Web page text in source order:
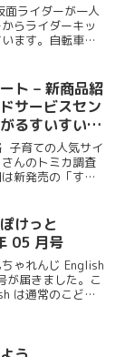
面ライダーが一人
らライダーキッ
ます。自転車や
ト – 新商品紹
サービスセン
るすいすいロ
子育ての人気サイ
んのトミカ調査
新発売の「すい
けっと
05 月号
ゃれんじ English
が届きました。こ
は通常のこども